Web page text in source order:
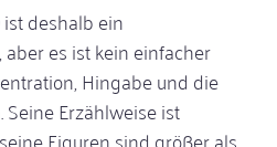
ist deshalb ein
es ist kein einfacher
Hingabe und die
Erzählweise ist